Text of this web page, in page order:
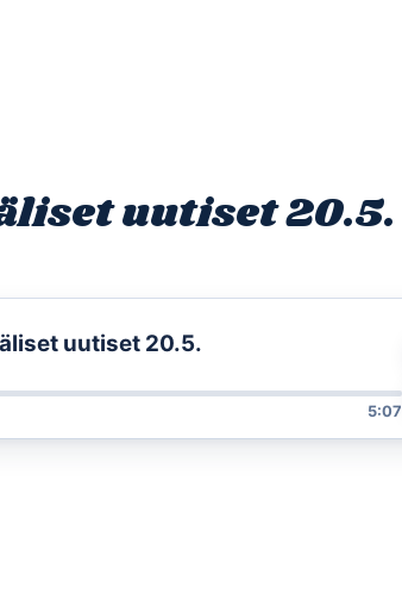
uutiset 20.5.
uutiset 20.5.
5:07